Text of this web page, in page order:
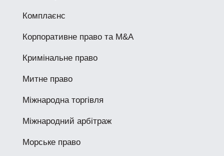
Комплаєнс
Корпоративне право та M&A
Кримінальне право
Митне право
Міжнародна торгівля
Міжнародний арбітраж
Морське право